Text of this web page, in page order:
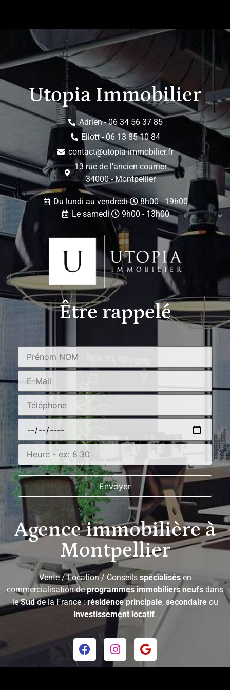
Utopia Immobilier
Adrien - 06 34 56 37 85
Eliott - 06 13 85 10 84
contact@utopia-immobilier.fr
13 rue de l'ancien courrier
34000 - Montpellier
Du lundi au vendredi
8h00 - 19h00
Le samedi
9h00 - 13h00
Être rappelé
Agence immobilière à
Montpellier
Vente / Location / Conseils spécialisésen
commercialisation deprogrammes immobiliers neufs dans
leSudde la France :résidence principale, secondaireou
investissement locatif.